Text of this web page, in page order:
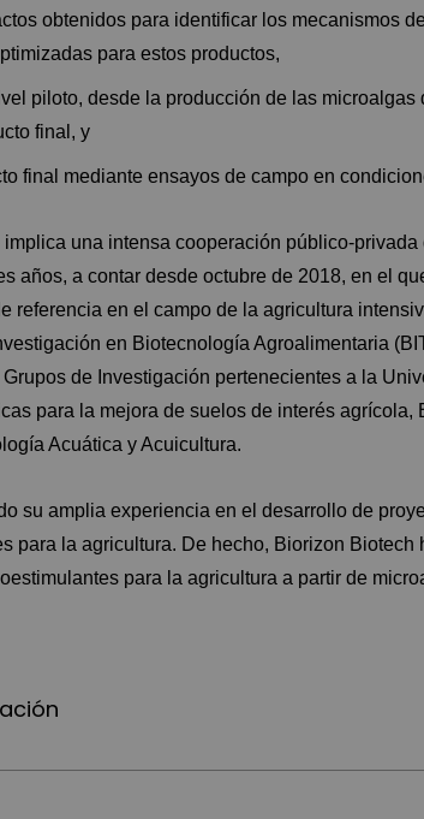
obtenidos para identificar los mecanismos
para estos productos,
piloto, desde la producción de las microalgas
final, y
final mediante ensayos de campo en
una intensa cooperación público-privada
años, a contar desde octubre de 2018, en el
referencia en el campo de la agricultura
en Biotecnología Agroalimentaria
de Investigación pertenecientes a la
para la mejora de suelos de interés agrícola,
Acuática y Acuicultura.
su amplia experiencia en el desarrollo de
para la agricultura. De hecho, Biorizon Biotech
para la agricultura a partir de